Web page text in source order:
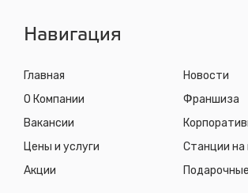
Навигация
Главная
О Компании
Вакансии
Цены и услуги
Акции
Новости
Франшиза
Станции на